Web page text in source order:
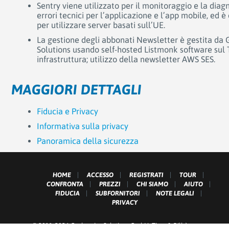
Sentry viene utilizzato per il monitoraggio e la
errori tecnici per l’applicazione e l’app mobile, ed
per utilizzare server basati sull’UE.
La gestione degli abbonati Newsletter è gestita da
Solutions usando self-hosted Listmonk software sul
infrastruttura; utilizzo della newsletter AWS SES.
MAGGIORI DETTAGLI
Fiducia e Privacy
Informativa sulla privacy
Panoramica della sicurezza
HOME ACCESSO REGISTRATI
TOUR
CONFRONTA
PREZZI CHI SIAMO
AIUTO
FIDUCIA
SUBFORNITORI
NOTE LEGALI
PRIVACY
© 2011-2026 Grobmeier Solutions GmbH. Time & Bill è un